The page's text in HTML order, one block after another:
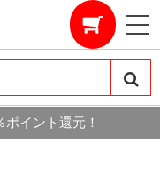
イント還元！